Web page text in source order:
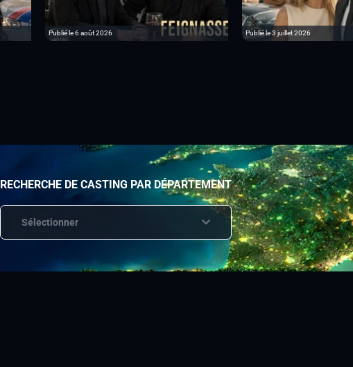
Publié le 6 août 2026 Publié le 3 juillet 2026
RECHERCHE DE CASTING PAR DÉPARTEMENT
Sélectionner